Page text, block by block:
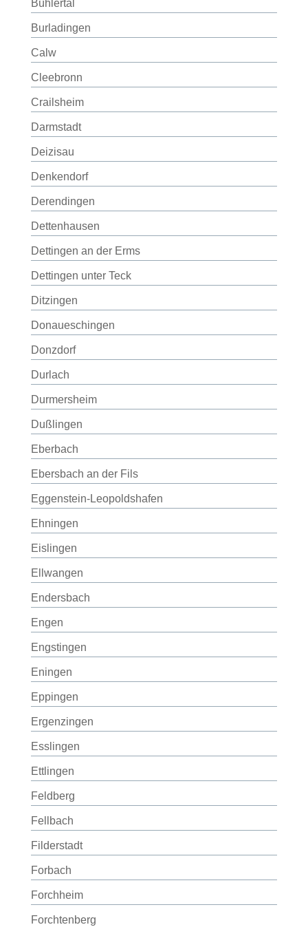
Bühlertal
Burladingen
Calw
Cleebronn
Crailsheim
Darmstadt
Deizisau
Denkendorf
Derendingen
Dettenhausen
Dettingen an der Erms
Dettingen unter Teck
Ditzingen
Donaueschingen
Donzdorf
Durlach
Durmersheim
Dußlingen
Eberbach
Ebersbach an der Fils
Eggenstein-Leopoldshafen
Ehningen
Eislingen
Ellwangen
Endersbach
Engen
Engstingen
Eningen
Eppingen
Ergenzingen
Esslingen
Ettlingen
Feldberg
Fellbach
Filderstadt
Forbach
Forchheim
Forchtenberg